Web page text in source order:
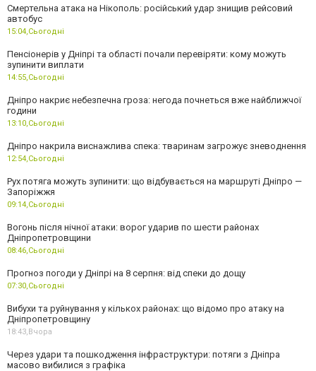
Смертельна атака на Нікополь: російський удар знищив рейсовий
автобус
15:04, Сьогодні
Пенсіонерів у Дніпрі та області почали перевіряти: кому можуть
зупинити виплати
14:55, Сьогодні
Дніпро накриє небезпечна гроза: негода почнеться вже найближчої
години
13:10, Сьогодні
Дніпро накрила виснажлива спека: тваринам загрожує зневоднення
12:54, Сьогодні
Рух потяга можуть зупинити: що відбувається на маршруті Дніпро —
Запоріжжя
09:14, Сьогодні
Вогонь після нічної атаки: ворог ударив по шести районах
Дніпропетровщини
08:46, Сьогодні
Прогноз погоди у Дніпрі на 8 серпня: від спеки до дощу
07:30, Сьогодні
Вибухи та руйнування у кількох районах: що відомо про атаку на
Дніпропетровщину
18:43, Вчора
Через удари та пошкодження інфраструктури: потяги з Дніпра
масово вибилися з графіка